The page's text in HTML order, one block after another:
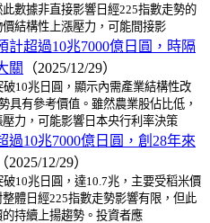
數據非直接影響日經225指數走勢的
結構性上漲壓力，可能間接影
計超過10兆7000億日圓，時隔
關
（2025/12/29）
10兆日圓，顯示內需產業結構性改
具有參考價值。雖然農業股佔比低，
力，可能影響日本央行利率決策
過10兆7000億日圓，創28年來
（2025/12/29）
10兆日圓，達10.7兆，主要受稻米價
體日經225指數走勢影響有限，但此
持續上揚趨勢。投資者應